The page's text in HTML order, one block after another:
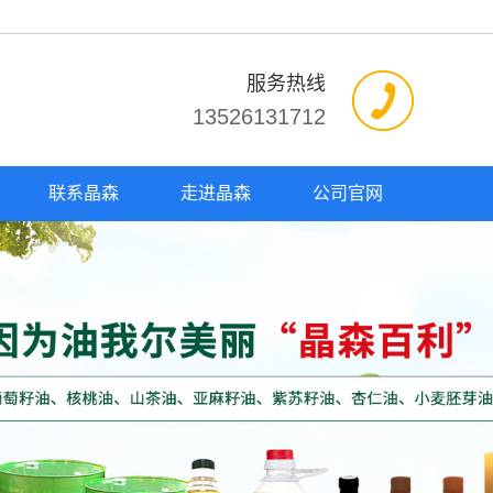
服务热线
13526131712
联系晶森 走进晶森 公司官网